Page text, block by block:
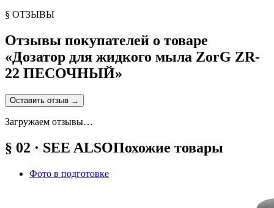
§ ОТЗЫВЫ
Отзывы покупателей о товаре
«Дозатор для жидкого мыла ZorG ZR-
22 ПЕСОЧНЫЙ»
Оставить отзыв →
Загружаем отзывы…
§ 02 · SEE ALSOПохожие товары
Фото в подготовке